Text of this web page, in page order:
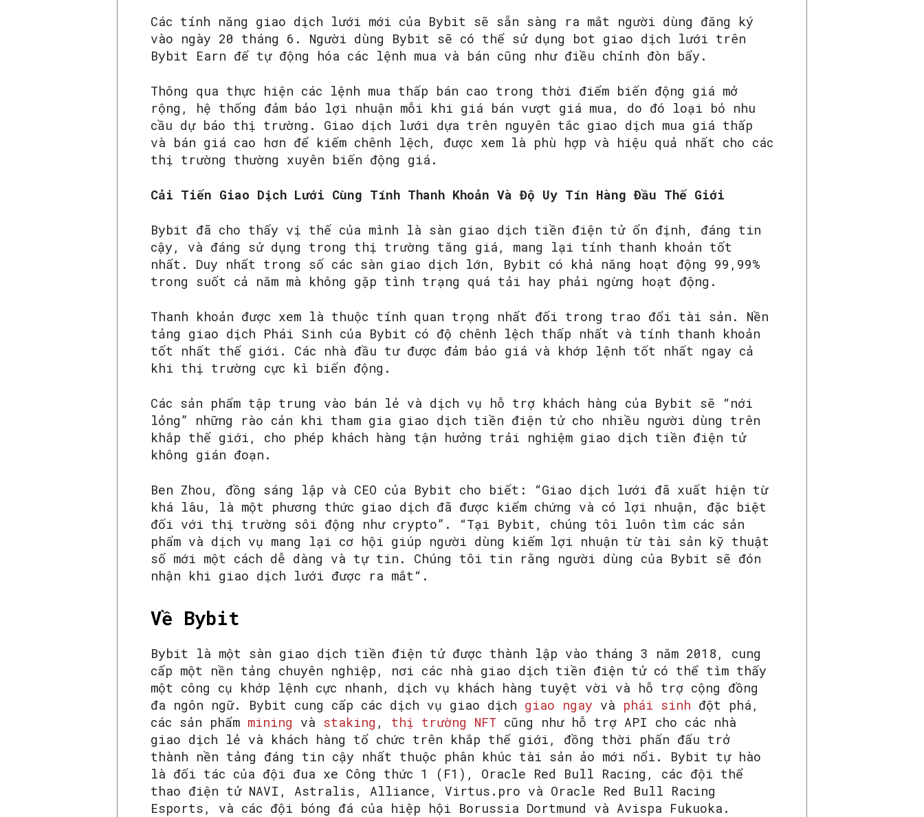
Các tính năng giao dịch lưới mới của Bybit sẽ sẵn sàng ra mắt người dùng đăng ký
vào ngày 20 tháng 6. Người dùng Bybit sẽ có thể sử dụng bot giao dịch lưới trên
Bybit Earn để tự động hóa các lệnh mua và bán cũng như điều chỉnh đòn bẩy.
Thông qua thực hiện các lệnh mua thấp bán cao trong thời điểm biến động giá mở
rộng, hệ thống đảm bảo lợi nhuận mỗi khi giá bán vượt giá mua, do đó loại bỏ nhu
cầu dự báo thị trường. Giao dịch lưới dựa trên nguyên tắc giao dịch mua giá thấp
và bán giá cao hơn để kiếm chênh lệch, được xem là phù hợp và hiệu quả nhất cho các
thị trường thường xuyên biến động giá.
Cải Tiến Giao Dịch Lưới Cùng Tính Thanh Khoản Và Độ Uy Tín Hàng Đầu Thế Giới
Bybit đã cho thấy vị thế của mình là sàn giao dịch tiền điện tử ổn định, đáng tin
cậy, và đáng sử dụng trong thị trường tăng giá, mang lại tính thanh khoản tốt
nhất. Duy nhất trong số các sàn giao dịch lớn, Bybit có khả năng hoạt động 99,99%
trong suốt cả năm mà không gặp tình trạng quá tải hay phải ngừng hoạt động.
Thanh khoản được xem là thuộc tính quan trọng nhất đối trong trao đổi tài sản. Nền
tảng giao dịch Phái Sinh của Bybit có độ chênh lệch thấp nhất và tính thanh khoản
tốt nhất thế giới. Các nhà đầu tư được đảm bảo giá và khớp lệnh tốt nhất ngay cả
khi thị trường cực kì biến động.
Các sản phẩm tập trung vào bán lẻ và dịch vụ hỗ trợ khách hàng của Bybit sẽ “nới
lỏng” những rào cản khi tham gia giao dịch tiền điện tử cho nhiều người dùng trên
khắp thế giới, cho phép khách hàng tận hưởng trải nghiệm giao dịch tiền điện tử
không gián đoạn.
Ben Zhou, đồng sáng lập và CEO của Bybit cho biết: “Giao dịch lưới đã xuất hiện từ
khá lâu, là một phương thức giao dịch đã được kiểm chứng và có lợi nhuận, đặc biệt
đối với thị trường sôi động như crypto”. “Tại Bybit, chúng tôi luôn tìm các sản
phẩm và dịch vụ mang lại cơ hội giúp người dùng kiếm lợi nhuận từ tài sản kỹ thuật
số mới một cách dễ dàng và tự tin. Chúng tôi tin rằng người dùng của Bybit sẽ đón
nhận khi giao dịch lưới được ra mắt“.
Về Bybit
Bybit là một sàn giao dịch tiền điện tử được thành lập vào tháng 3 năm 2018, cung
cấp một nền tảng chuyên nghiệp, nơi các nhà giao dịch tiền điện tử có thể tìm thấy
một công cụ khớp lệnh cực nhanh, dịch vụ khách hàng tuyệt vời và hỗ trợ cộng đồng
đa ngôn ngữ. Bybit cung cấp các dịch vụ giao dịch giao ngay và phái sinh đột phá,
các sản phẩm mining và staking , thị trường NFT cũng như hỗ trợ API cho các nhà
giao dịch lẻ và khách hàng tổ chức trên khắp thế giới, đồng thời phấn đấu trở
thành nền tảng đáng tin cậy nhất thuộc phân khúc tài sản ảo mới nổi. Bybit tự hào
là đối tác của đội đua xe Công thức 1 (F1), Oracle Red Bull Racing, các đội thể
thao điện tử NAVI, Astralis, Alliance, Virtus.pro và Oracle Red Bull Racing
Esports, và các đội bóng đá của hiệp hội Borussia Dortmund và Avispa Fukuoka.